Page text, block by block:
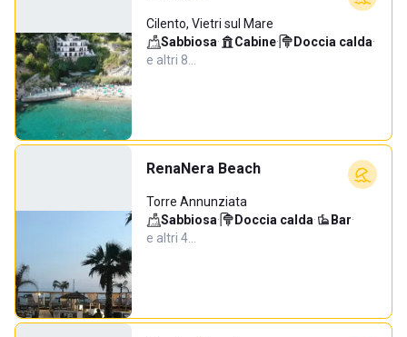
Cilento, Vietri sul Mare
Sabbiosa· Cabine· Doccia calda·
e altri 8…
RenaNera Beach
Torre Annunziata
Sabbiosa· Doccia calda· Bar·
e altri 4…